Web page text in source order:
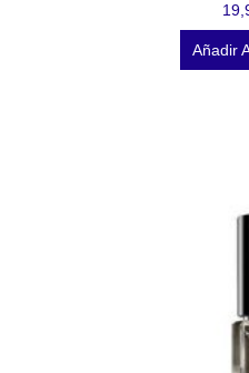
Añadir